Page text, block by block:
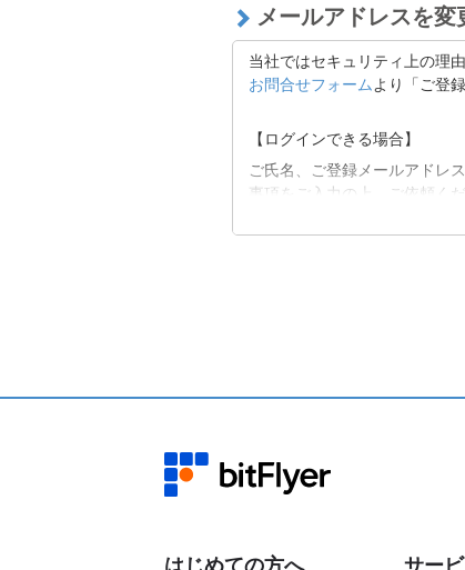
以下よりお問い合わせくださ
■お問合せフォーム
メールアドレスを変
当社ではセキュリティ上の理
お問合せフォームより「ご登
【ログインできる場合】
ご氏名、ご登録メールアドレ
事項をご入力の上、ご依頼くだ
お手数をおかけいたしますが
はじめての方へ サー